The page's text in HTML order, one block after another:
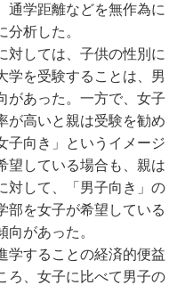
通学距離などを無作為に
析した。
しては、子供の性別に
学を受験することは、男
があった。一方で、女子
が高いと親は受験を勧め
子向き」というイメージ
望している場合も、親は
対して、「男子向き」の
部を女子が希望している
があった。
することの経済的便益
ろ、女子に比べて男子の